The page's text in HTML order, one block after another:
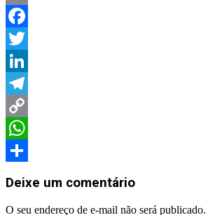
Email
Facebook
Twitter
LinkedIn
Telegram
Copy
Link
WhatsApp
09-
Deixe um comentário
O seu endereço de e-mail não será publicado.